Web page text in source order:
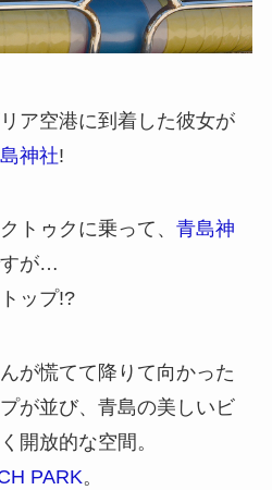
ア空港に到着した彼女が
神社!
トゥクに乗って、 青島神
すが…
ップ!?
が慌てて降りて向かった
が並び、青島の美しいビ
開放的な空間。
PARK。